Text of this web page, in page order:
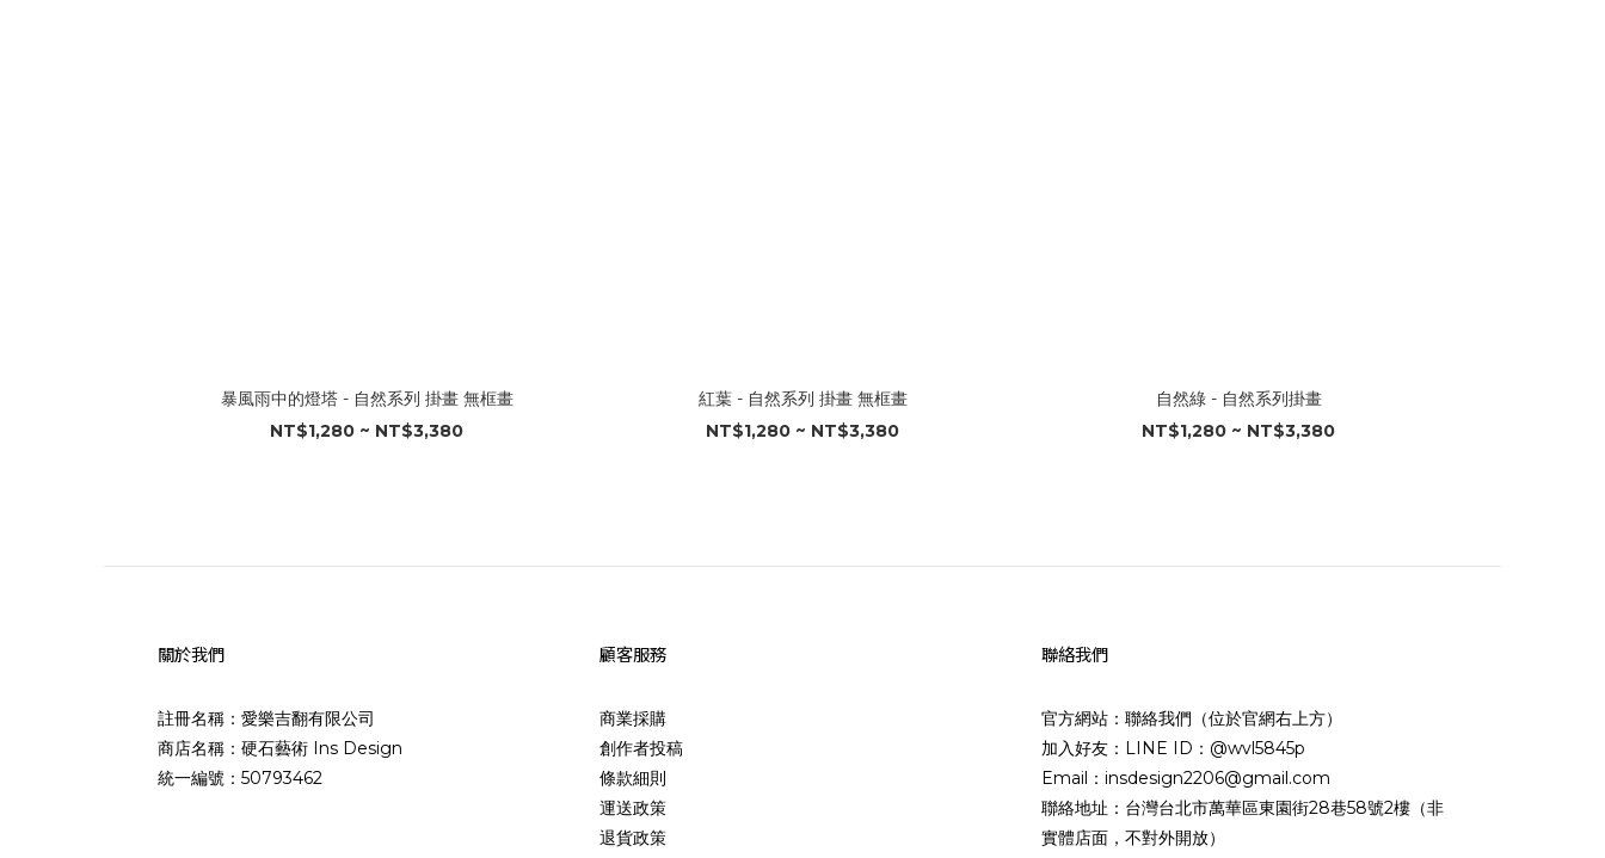
暴風雨中的燈塔 - 自然系列 掛畫 無框畫
NT$1,280 ~ NT$3,380
紅葉 - 自然系列 掛畫 無框畫
NT$1,280 ~ NT$3,380
自然綠 - 自然系列掛畫
NT$1,280 ~ NT$3,380
關於我們
註冊名稱：愛樂吉翻有限公司
商店名稱：硬石藝術 Ins Design
統一編號：50793462
顧客服務
商業採購
創作者投稿
條款細則
運送政策
退貨政策
聯絡我們
官方網站：聯絡我們（位於官網右上方）
加入好友：LINE ID：@wvl5845p
Email：insdesign2206@gmail.com
聯絡地址：台灣台北市萬華區東園街28巷58號2樓（非
實體店面，不對外開放）